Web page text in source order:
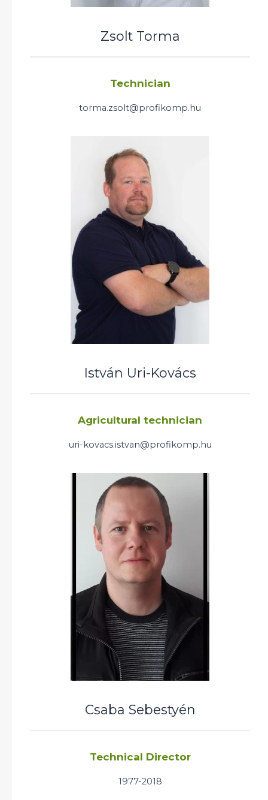
Zsolt Torma
Technician
torma.zsolt@profikomp.hu
István Uri-Kovács
Agricultural technician
uri-kovacs.istvan@profikomp.hu
Csaba Sebestyén
Technical Director
1977-2018